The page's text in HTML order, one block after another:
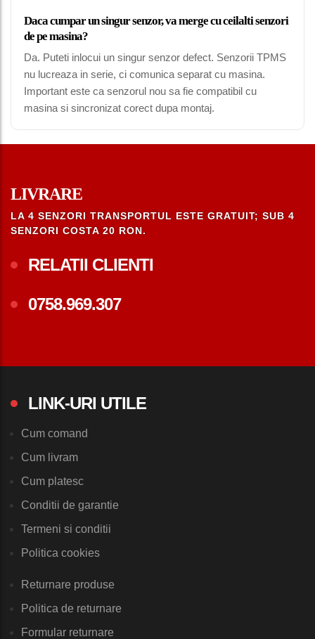
Daca cumpar un singur senzor, va merge cu ceilalti senzori
de pe masina?
Da. Puteti inlocui un singur senzor defect. Senzorii TPMS
nu lucreaza in serie, ci comunica separat cu masina.
Important este ca senzorul nou sa fie compatibil cu
masina si sincronizat corect dupa montaj.
LIVRARE
LA 4 SENZORI TRANSPORTUL ESTE GRATUIT; SUB 4
SENZORI COSTA 20 RON.
RELATII CLIENTI
0758.969.307
LINK-URI UTILE
Cum comand
Cum livram
Cum platesc
Conditii de garantie
Termeni si conditii
Politica cookies
Returnare produse
Politica de returnare
Formular returnare